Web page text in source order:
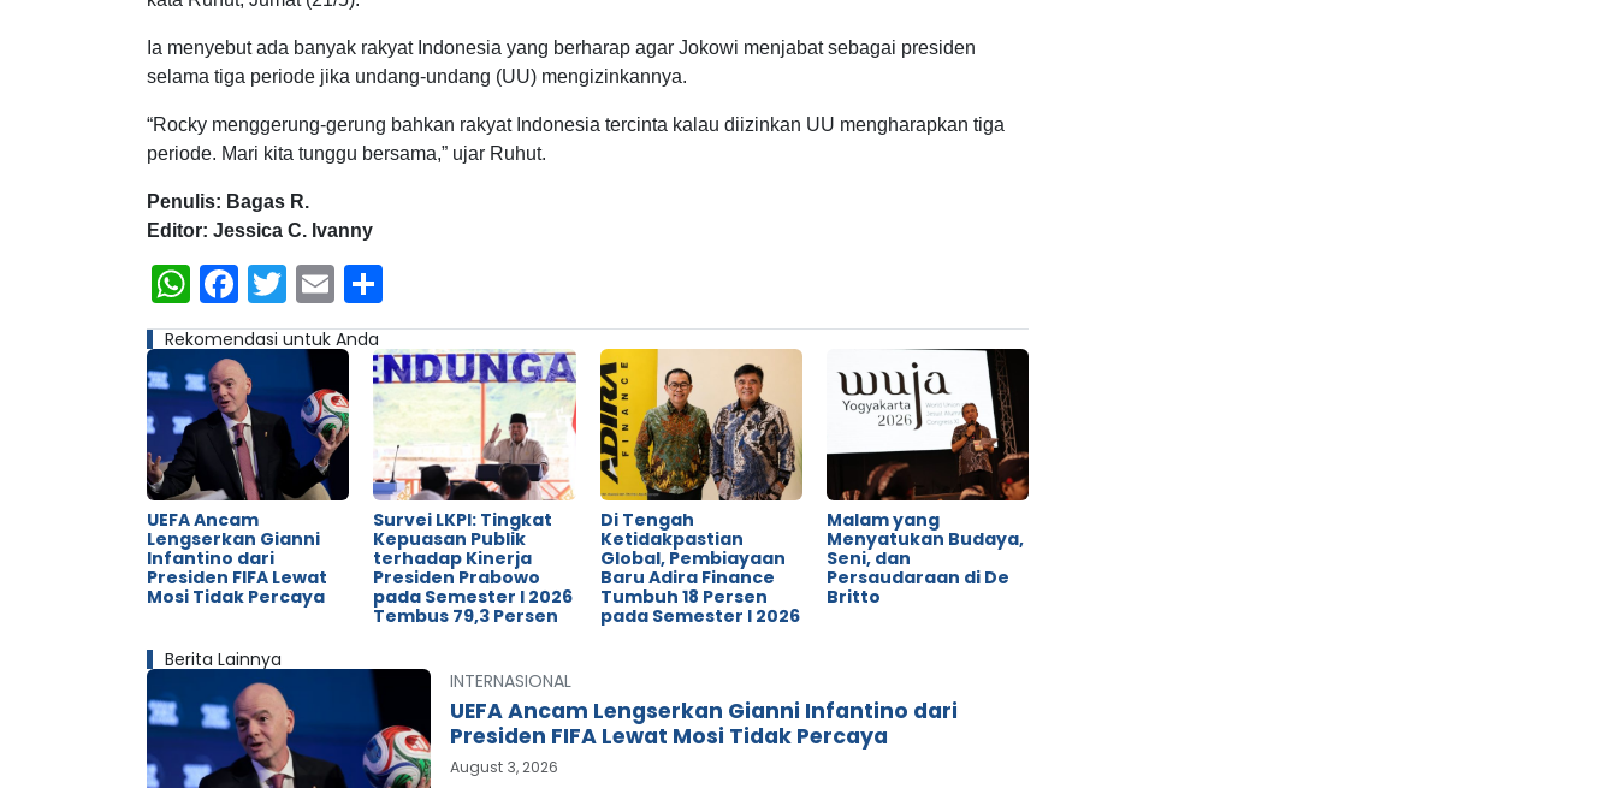
Ia menyebut ada banyak rakyat Indonesia yang berharap agar Jokowi menjabat sebagai presiden
selama tiga periode jika undang-undang (UU) mengizinkannya.
“Rocky menggerung-gerung bahkan rakyat Indonesia tercinta kalau diizinkan UU mengharapkan tiga
periode. Mari kita tunggu bersama,” ujar Ruhut.
Penulis: Bagas R.
Editor: Jessica C. Ivanny
WhatsApp
Facebook
Twitter
Email
Rekomendasi untuk Anda
UEFA Ancam
Lengserkan Gianni
Infantino dari
Presiden FIFA Lewat
Mosi Tidak Percaya
Survei LKPI: Tingkat
Kepuasan Publik
terhadap Kinerja
Presiden Prabowo
pada Semester I 2026
Tembus 79,3 Persen
Di Tengah
Ketidakpastian
Global, Pembiayaan
Baru Adira Finance
Tumbuh 18 Persen
pada Semester I 2026
Malam yang
Menyatukan Budaya,
Seni, dan
Persaudaraan di De
Britto
Berita Lainnya
INTERNASIONAL
UEFA Ancam Lengserkan Gianni Infantino dari
Presiden FIFA Lewat Mosi Tidak Percaya
August 3, 2026